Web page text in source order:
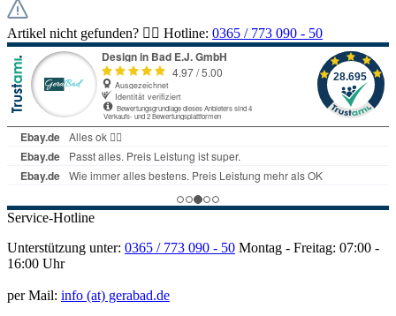
Artikel nicht gefunden? 👉🏻 Hotline: 0365 / 773 090 - 50
Service-Hotline
Unterstützung unter: 0365 / 773 090 - 50 Montag - Freitag: 07:00 -
16:00 Uhr
per Mail: info (at) gerabad.de